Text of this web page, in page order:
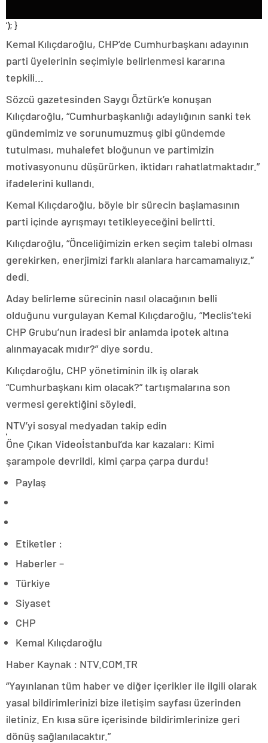
‘); }
Kemal Kılıçdaroğlu, CHP’de Cumhurbaşkanı adayının
parti üyelerinin seçimiyle belirlenmesi kararına
tepkili…
Sözcü gazetesinden Saygı Öztürk’e konuşan
Kılıçdaroğlu, “Cumhurbaşkanlığı adaylığının sanki tek
gündemimiz ve sorunumuzmuş gibi gündemde
tutulması, muhalefet bloğunun ve partimizin
motivasyonunu düşürürken, iktidarı rahatlatmaktadır.”
ifadelerini kullandı.
Kemal Kılıçdaroğlu, böyle bir sürecin başlamasının
parti içinde ayrışmayı tetikleyeceğini belirtti.
Kılıçdaroğlu, “Önceliğimizin erken seçim talebi olması
gerekirken, enerjimizi farklı alanlara harcamamalıyız.”
dedi.
Aday belirleme sürecinin nasıl olacağının belli
olduğunu vurgulayan Kemal Kılıçdaroğlu, “Meclis’teki
CHP Grubu’nun iradesi bir anlamda ipotek altına
alınmayacak mıdır?” diye sordu.
Kılıçdaroğlu, CHP yönetiminin ilk iş olarak
“Cumhurbaşkanı kim olacak?” tartışmalarına son
vermesi gerektiğini söyledi.
NTV’yi sosyal medyadan takip edin
Öne Çıkan Videoİstanbul’da kar kazaları: Kimi
şarampole devrildi, kimi çarpa çarpa durdu!
Paylaş
Etiketler :
Haberler –
Türkiye
Siyaset
CHP
Kemal Kılıçdaroğlu
Haber Kaynak : NTV.COM.TR
“Yayınlanan tüm haber ve diğer içerikler ile ilgili olarak
yasal bildirimlerinizi bize iletişim sayfası üzerinden
iletiniz. En kısa süre içerisinde bildirimlerinize geri
dönüş sağlanılacaktır.”